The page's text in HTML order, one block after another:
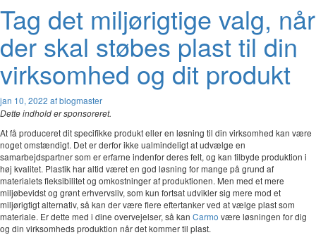
Tag det miljørigtige valg, når
der skal støbes plast til din
virksomhed og dit produkt
jan 10, 2022 af blogmaster
Dette indhold er sponsoreret.
At få produceret dit specifikke produkt eller en løsning til din virksomhed kan være
noget omstændigt. Det er derfor ikke ualmindeligt at udvælge en
samarbejdspartner som er erfarne indenfor deres felt, og kan tilbyde produktion i
høj kvalitet. Plastik har altid været en god løsning for mange på grund af
materialets fleksibilitet og omkostninger af produktionen. Men med et mere
miljøbevidst og grønt erhvervsliv, som kun fortsat udvikler sig mere mod et
miljørigtigt alternativ, så kan der være flere eftertanker ved at vælge plast som
materiale. Er dette med i dine overvejelser, så kan Carmo være løsningen for dig
og din virksomheds produktion når det kommer til plast.